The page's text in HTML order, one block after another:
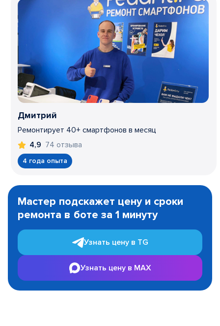
Дмитрий
Ремонтирует 40+ смартфонов в месяц
4,9 74 отзыва
4 года опыта
1
Мастер подскажет цену и сроки
ремонта в боте за 1 минуту
Узнать цену в TG
Узнать цену в MAX